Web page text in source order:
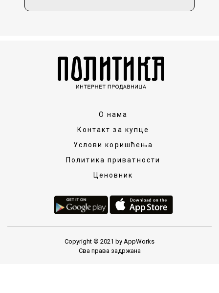
О нама
Контакт за купце
Услови коришћења
Политика приватности
Ценовник
Copyright © 2021 by AppWorks
Сва права задржана